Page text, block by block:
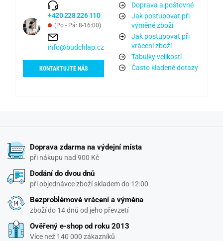
+420 228 226 110
(Po - Pá: 8-16:00)
info@budchlap.cz
KONTAKTUJTE NÁS
Doprava a poštovné
Jak postupovat při
výměně zboží
Jak postupovat při
vrácení zboží
Tabulky velikostí
Často kladené dotazy
Doprava zdarma na výdejní místa
při nákupu nad 900 Kč
Dodání do dvou dnů
při objednávce zboží skladem do 12:00
Bezproblémové vrácení a výměna
zboží do 14 dnů od jeho převzetí
Ověřený e-shop od roku 2013
Více než 140 000 zákazníků